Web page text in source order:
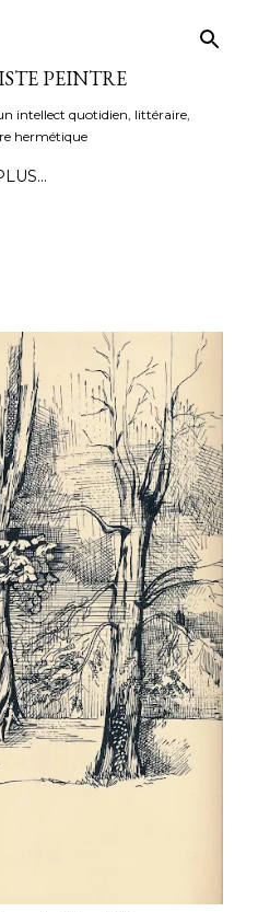
PEINTRE
intellect quotidien, littéraire,
hermétique